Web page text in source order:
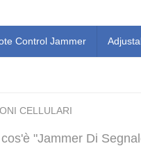
Control Jammer
CELLULARI
"Jammer Di